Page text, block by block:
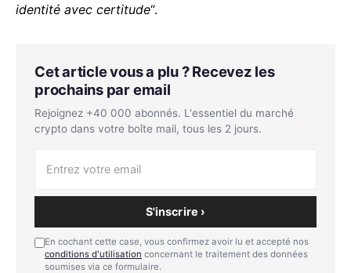
identité avec certitude“.
Cet article vous a plu ? Recevez les
prochains par email
Rejoignez +40 000 abonnés. L'essentiel du marché
crypto dans votre boîte mail, tous les 2 jours.
S'inscrire ›
En cochant cette case, vous confirmez avoir lu et accepté nos
conditions d'utilisation concernant le traitement des données
soumises via ce formulaire.